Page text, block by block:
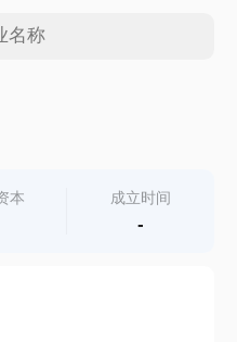
本 成立时间
-